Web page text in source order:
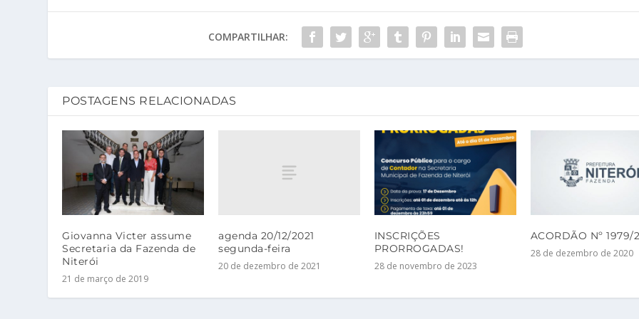
COMPARTILHAR:
POSTAGENS RELACIONADAS
Giovanna Victer assume
Secretaria da Fazenda de
Niterói
21 de março de 2019
agenda 20/12/2021
segunda-feira
20 de dezembro de 2021
INSCRIÇÕES
PRORROGADAS!
28 de novembro de 2023
ACORDÃO Nº 1979/
28 de dezembro de 2020